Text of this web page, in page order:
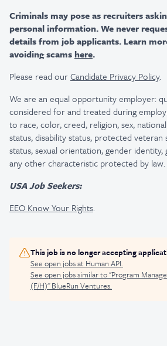
Criminals may pose as recruiters
personal information. We never
details from job applicants. Learn
avoiding scams here.
Please read ourCandidate Privacy Policy.
We are an equal opportunity employer:
considered for and treated during
to race, color, creed, religion, sex,
status, disability status, protected veteran
status, sexual orientation, gender
any other characteristic protected by law.
USA Job Seekers:
EEO Know Your Rights.
This job is no longer accepting
See open jobs at Human API.
See open jobs similar to "Program
(F/H)"BlueRun Ventures.